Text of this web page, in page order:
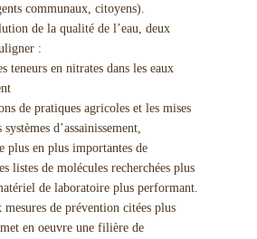
communaux, citoyens).
de la qualité de l’eau, deux
:
teneurs en nitrates dans les eaux
de pratiques agricoles et les mises
d’assainissement,
plus en plus importantes de
listes de molécules recherchées plus
de laboratoire plus performant.
de prévention citées plus
en oeuvre une filière de